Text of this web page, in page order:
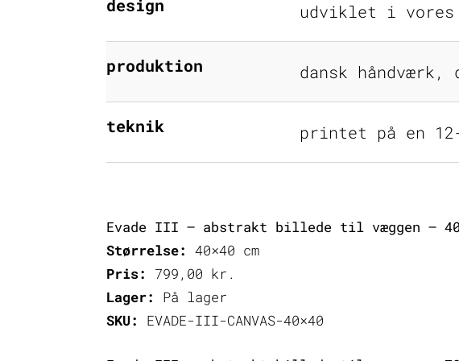
design udviklet i vores
produktion dansk håndværk,
teknik printet på en
Evade III – abstrakt billede til væggen –
Størrelse: 40×40 cm
Pris:
799,00 kr.
Lager:
På lager
SKU:
EVADE-III-CANVAS-40×40